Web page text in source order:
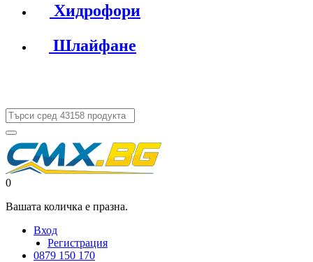
Хидрофори
Шлайфане
0
Вашата количка е празна.
Вход
Регистрация
0879 150 170